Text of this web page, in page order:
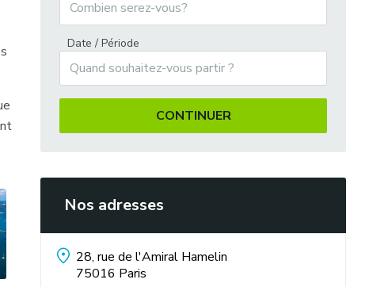
Date / Période
CONTINUER
Nos adresses
28, rue de l'Amiral Hamelin
75016 Paris